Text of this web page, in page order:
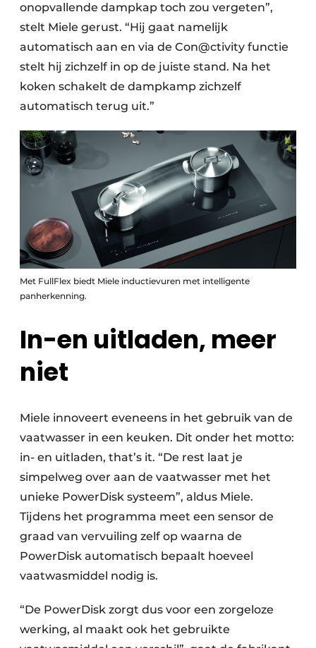
onopvallende dampkap toch zou vergeten”,
stelt Miele gerust. “Hij gaat namelijk
automatisch aan en via de Con@ctivity functie
stelt hij zichzelf in op de juiste stand. Na het
koken schakelt de dampkamp zichzelf
automatisch terug uit.”
Met FullFlex biedt Miele inductievuren met intelligente
panherkenning.
In-en uitladen, meer
niet
Miele innoveert eveneens in het gebruik van de
vaatwasser in een keuken. Dit onder het motto:
in- en uitladen, that’s it. “De rest laat je
simpelweg over aan de vaatwasser met het
unieke PowerDisk systeem”, aldus Miele.
Tijdens het programma meet een sensor de
graad van vervuiling zelf op waarna de
PowerDisk automatisch bepaalt hoeveel
vaatwasmiddel nodig is.
“De PowerDisk zorgt dus voor een zorgeloze
werking, al maakt ook het gebruikte